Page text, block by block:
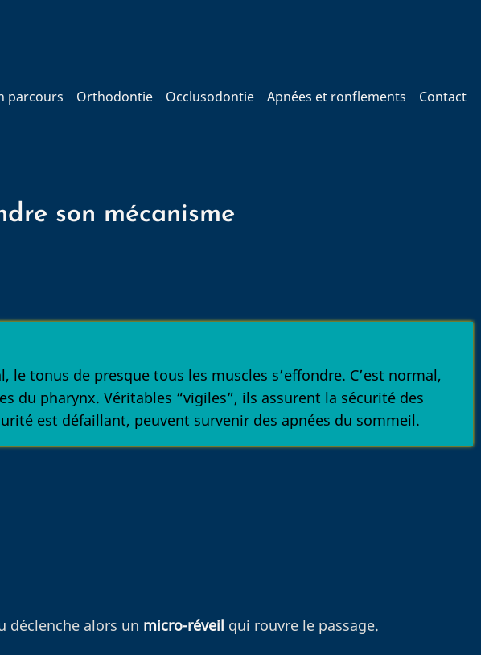
parcours Orthodontie Occlusodontie Apnées et ronflements Contact
son mécanisme
tonus de presque tous les muscles s’effondre. C’est normal,
du pharynx. Véritables “vigiles”, ils assurent la sécurité des
est défaillant, peuvent survenir des apnées du sommeil.
déclenche alors un micro-réveil qui rouvre le passage.